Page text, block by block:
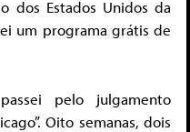
dos Estados Unidos da
um programa grátis de
pelo julgamento
Oito semanas, dois